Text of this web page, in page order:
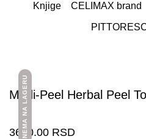
Knjige CELIMAX brand
NEMA NA LAGERU
Medi-Peel Herbal Peel
3600.00 RSD